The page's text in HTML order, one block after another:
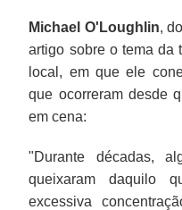
Michael O'Loughlin,
artigo sobre o tema da
local, em que ele
que ocorreram desde
em cena:
"Durante décadas,
queixaram daquilo
excessiva